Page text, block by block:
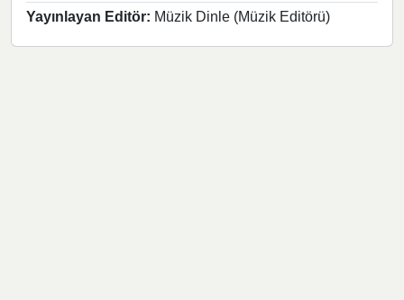
Yayınlayan Editör: Müzik Dinle (Müzik Editörü)